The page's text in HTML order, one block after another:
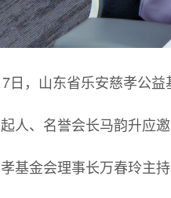
日，山东省乐安慈孝公
人、名誉会长马韵升应
基金会理事长万春玲主持